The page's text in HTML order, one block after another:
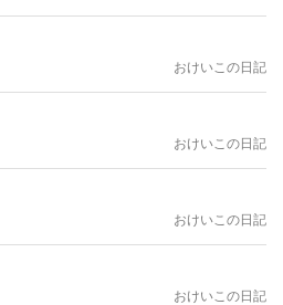
おけいこの日記
おけいこの日記
おけいこの日記
おけいこの日記